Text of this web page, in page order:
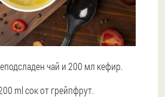
чай и 200 мл кефир.
ml сок от грейпфрут.